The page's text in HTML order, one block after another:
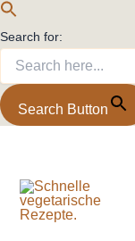
Search for:
Search Button
springen